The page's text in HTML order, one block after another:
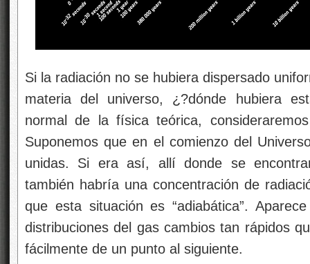
Si la radiación no se hubiera dispersado
materia del universo, ¿?dónde hubiera
normal de la física teórica,
Suponemos que en el comienzo del
unidas. Si era así, allí donde se
también habría una concentración de
que esta situación es “adiabática”.
distribuciones del gas cambios tan rápidos
fácilmente de un punto al siguiente.